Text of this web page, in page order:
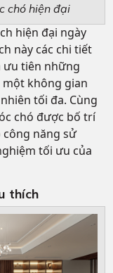
chó hiện đại
hiện đại ngày
này các chi tiết
ưu tiên những
không gian
tối đa. Cùng
chó được bố trí
công năng sử
tối ưu của
thích